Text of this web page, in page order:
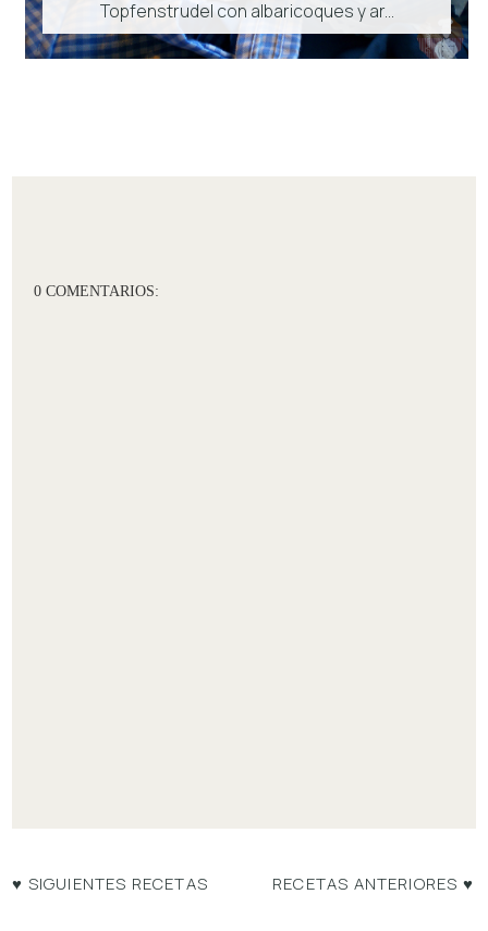
Topfenstrudel con albaricoques y ar...
0 COMENTARIOS:
♥ SIGUIENTES RECETAS RECETAS ANTERIORES ♥